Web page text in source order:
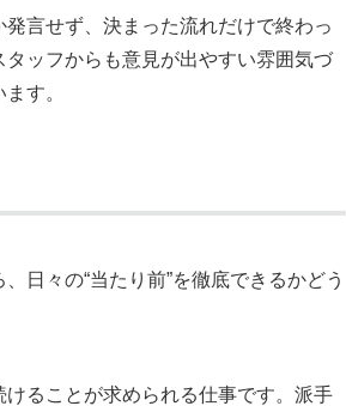
言せず、決まった流れだけで終わっ
ッフからも意見が出やすい雰囲気づ
す。
日々の“当たり前”を徹底できるかどう
ることが求められる仕事です。派手